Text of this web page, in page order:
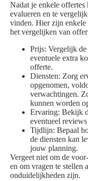
Nadat je enkele offertes
evalueren en te
vinden. Hier zijn enkele
het vergelijken van
Prijs: Vergelijk de
eventuele extra
offerte.
Diensten: Zorg
opgenomen,
verwachtingen.
kunnen worden
Ervaring: Bekijk
eventueel
Tijdlijn: Bepaal
de diensten kan
jouw planning.
Vergeet niet om de
en om vragen te stellen
onduidelijkheden zijn.